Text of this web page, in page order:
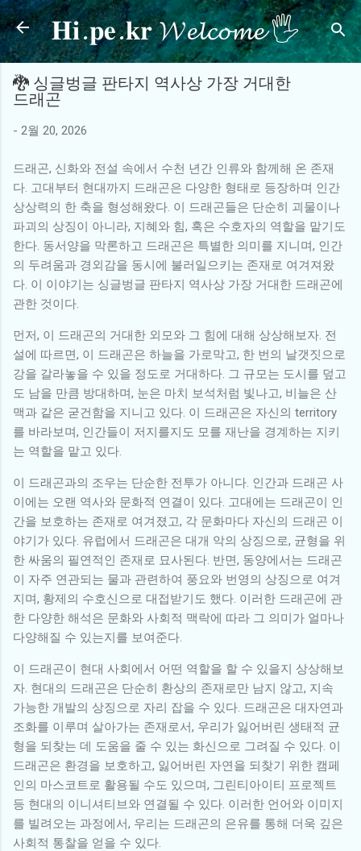
기본 콘텐츠로 건너뛰기
𝐇𝐢.𝐩𝐞.𝐤𝐫 𝓦𝓮𝓵𝓬𝓸𝓶𝓮 🖐
🐉 싱글벙글 판타지 역사상 가장 거대한
드래곤
- 2월 20, 2026
드래곤, 신화와 전설 속에서 수천 년간 인류와 함께해 온 존재
다. 고대부터 현대까지 드래곤은 다양한 형태로 등장하며 인간
상상력의 한 축을 형성해왔다. 이 드래곤들은 단순히 괴물이나
파괴의 상징이 아니라, 지혜와 힘, 혹은 수호자의 역할을 맡기도
한다. 동서양을 막론하고 드래곤은 특별한 의미를 지니며, 인간
의 두려움과 경외감을 동시에 불러일으키는 존재로 여겨져왔
다. 이 이야기는 싱글벙글 판타지 역사상 가장 거대한 드래곤에
관한 것이다.
먼저, 이 드래곤의 거대한 외모와 그 힘에 대해 상상해보자. 전
설에 따르면, 이 드래곤은 하늘을 가로막고, 한 번의 날갯짓으로
강을 갈라놓을 수 있을 정도로 거대하다. 그 규모는 도시를 덮고
도 남을 만큼 방대하며, 눈은 마치 보석처럼 빛나고, 비늘은 산
맥과 같은 굳건함을 지니고 있다. 이 드래곤은 자신의 territory
를 바라보며, 인간들이 저지를지도 모를 재난을 경계하는 지키
는 역할을 맡고 있다.
이 드래곤과의 조우는 단순한 전투가 아니다. 인간과 드래곤 사
이에는 오랜 역사와 문화적 연결이 있다. 고대에는 드래곤이 인
간을 보호하는 존재로 여겨졌고, 각 문화마다 자신의 드래곤 이
야기가 있다. 유럽에서 드래곤은 대개 악의 상징으로, 균형을 위
한 싸움의 필연적인 존재로 묘사된다. 반면, 동양에서는 드래곤
이 자주 연관되는 물과 관련하여 풍요와 번영의 상징으로 여겨
지며, 황제의 수호신으로 대접받기도 했다. 이러한 드래곤에 관
한 다양한 해석은 문화와 사회적 맥락에 따라 그 의미가 얼마나
다양해질 수 있는지를 보여준다.
이 드래곤이 현대 사회에서 어떤 역할을 할 수 있을지 상상해보
자. 현대의 드래곤은 단순히 환상의 존재로만 남지 않고, 지속
가능한 개발의 상징으로 자리 잡을 수 있다. 드래곤은 대자연과
조화를 이루며 살아가는 존재로서, 우리가 잃어버린 생태적 균
형을 되찾는 데 도움을 줄 수 있는 화신으로 그려질 수 있다. 이
드래곤은 환경을 보호하고, 잃어버린 자연을 되찾기 위한 캠페
인의 마스코트로 활용될 수도 있으며, 그린티아이티 프로젝트
등 현대의 이니셔티브와 연결될 수 있다. 이러한 언어와 이미지
를 빌려오는 과정에서, 우리는 드래곤의 은유를 통해 더욱 깊은
사회적 통찰을 얻을 수 있다.